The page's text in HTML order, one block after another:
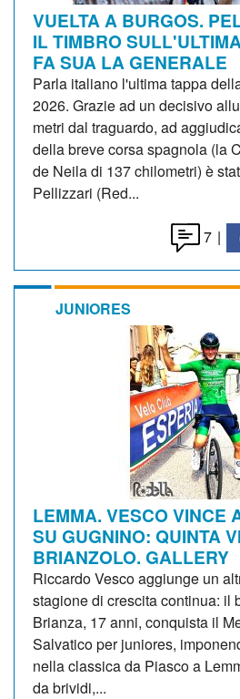
VUELTA A BURGOS.
IL TIMBRO
FA SUA LA GENERALE
Parla italiano l'ultima tappa
2026. Grazie ad un decisivo
metri dal traguardo, ad
della breve corsa spagnola (la
de Neila di 137 chilometri) è
Pellizzari (Red...
7 |
JUNIORES
LEMMA. VESCO VINCE
SU GUGNINO: QUINTA
BRIANZOLO. GALLERY
Riccardo Vesco aggiunge un
stagione di crescita continua: il
Brianza, 17 anni, conquista il
Salvatico per juniores,
nella classica da Piasco a
da brividi,...